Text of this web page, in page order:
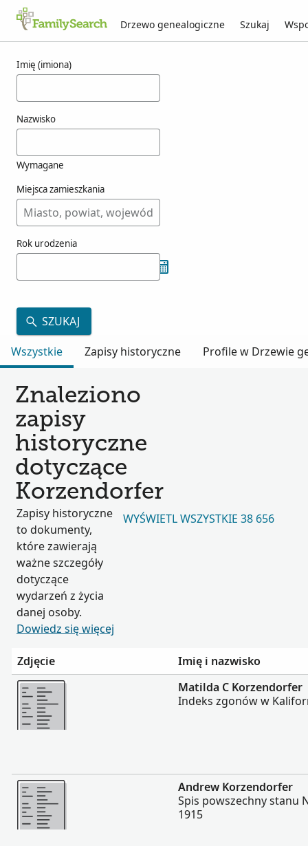
Drzewo genealogiczne Szukaj
Imię (imiona)
Nazwisko
Wymagane
Miejsca zamieszkania
Rok urodzenia
SZUKAJ
Wszystkie
Zapisy historyczne Profile w Drzewie
Znaleziono
zapisy
historyczne
dotyczące
Korzendorfer
Zapisy historyczne
to dokumenty,
które zawierają
ważne szczegóły
dotyczące
wydarzeń z życia
danej osoby.
Dowiedz się więcej
WYŚWIETL WSZYSTKIE 38 656
Zdjęcie
Imię i nazwisko
Więcej
Matilda C Korzendorfer
Indeks zgonów w
Więcej
Andrew Korzendorfer
Spis powszechny stanu
1915